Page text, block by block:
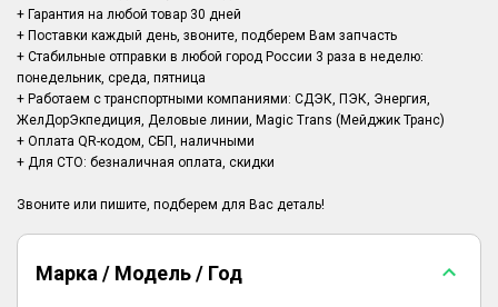
+ Гарантия на любой товар 30 дней
+ Поставки каждый день, звоните, подберем Вам запчасть
+ Стабильные отправки в любой город России 3 раза в неделю:
понедельник, среда, пятница
+ Работаем с транспортными компаниями: СДЭК, ПЭК, Энергия,
ЖелДорЭкпедиция, Деловые линии, Magic Trans (Мейджик Транс)
+ Оплата QR-кодом, СБП, наличными
+ Для СТО: безналичная оплата, скидки
Марка / Модель / Год